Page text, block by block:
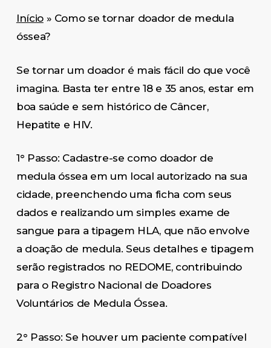
Início» Como se tornar doador de medula
óssea?
Se tornar um doador é mais fácil do que você
imagina. Basta ter entre 18 e 35 anos, estar em
boa saúde e sem histórico de Câncer,
Hepatite e HIV.
1° Passo: Cadastre-se como doador de
medula óssea em um local autorizado na sua
cidade, preenchendo uma ficha com seus
dados e realizando um simples exame de
sangue para a tipagem HLA, que não envolve
a doação de medula. Seus detalhes e tipagem
serão registrados no REDOME, contribuindo
para o Registro Nacional de Doadores
Voluntários de Medula Óssea.
2° Passo: Se houver um paciente compatível